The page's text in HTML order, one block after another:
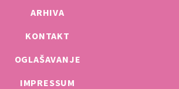
ARHIVA
KONTAKT
OGLAŠAVANJE
IMPRESSUM